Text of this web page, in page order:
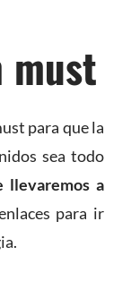
must
para que la
sea todo
llevaremos a
para ir